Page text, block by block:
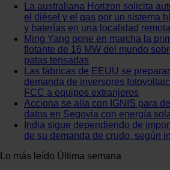
La australiana Horizon solicita
el diésel y el gas por un sistema
y baterías en una localidad remota
Ming Yang pone en marcha la
flotante de 16 MW del mundo
patas tensadas
Las fábricas de EEUU se
demanda de inversores
FCC a equipos extranjeros
Acciona se alía con IGNIS para
datos en Segovia con energía
India sigue dependiendo de
de su demanda de crudo, según
Lo más leído Última semana